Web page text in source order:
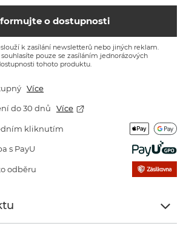
o dostupnosti
k zasílání newsletterů nebo jiných reklam.
pouze se zasíláním jednorázových
tohoto produktu.
Více
do 30 dnů Více
kliknutím
s PayU
odběru